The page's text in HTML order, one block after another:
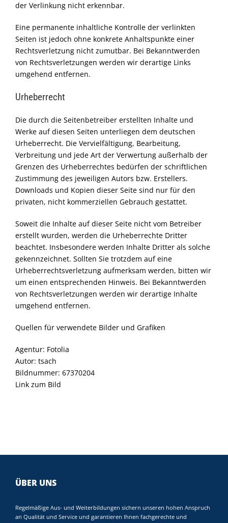
der Verlinkung nicht erkennbar.
Eine permanente inhaltliche Kontrolle der verlinkten
Seiten ist jedoch ohne konkrete Anhaltspunkte einer
Rechtsverletzung nicht zumutbar. Bei Bekanntwerden
von Rechtsverletzungen werden wir derartige Links
umgehend entfernen.
Urheberrecht
Die durch die Seitenbetreiber erstellten Inhalte und
Werke auf diesen Seiten unterliegen dem deutschen
Urheberrecht. Die Vervielfältigung, Bearbeitung,
Verbreitung und jede Art der Verwertung außerhalb der
Grenzen des Urheberrechtes bedürfen der schriftlichen
Zustimmung des jeweiligen Autors bzw. Erstellers.
Downloads und Kopien dieser Seite sind nur für den
privaten, nicht kommerziellen Gebrauch gestattet.
Soweit die Inhalte auf dieser Seite nicht vom Betreiber
erstellt wurden, werden die Urheberrechte Dritter
beachtet. Insbesondere werden Inhalte Dritter als solche
gekennzeichnet. Sollten Sie trotzdem auf eine
Urheberrechtsverletzung aufmerksam werden, bitten wir
um einen entsprechenden Hinweis. Bei Bekanntwerden
von Rechtsverletzungen werden wir derartige Inhalte
umgehend entfernen.
Quellen für verwendete Bilder und Grafiken
Agentur: Fotolia
Autor: tsach
Bildnummer: 67370204
Link zum Bild
ÜBER UNS
Regelmäßige Aus- und Weiterbildungen sichern unseren hohen Anspruch
an Qualität und Service und garantieren Ihnen fachgerechte und